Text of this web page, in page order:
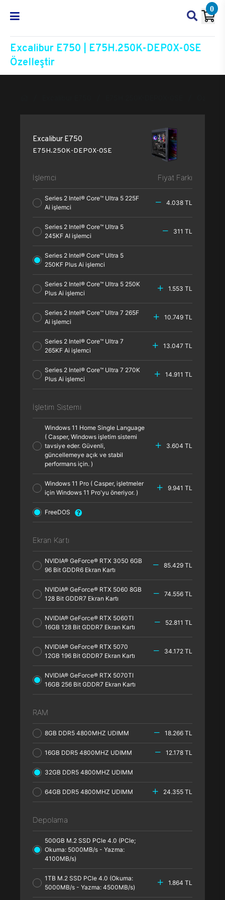
0
Excalibur E750 | E75H.250K-DEP0X-0SE
Özelleştir
Excalibur E750
E75H.250K-DEP0X-0SE
İşlemci Fiyat Farkı
Series 2 Intel® Core™ Ultra 5 225F
Ai işlemci
4.038 TL
Series 2 Intel® Core™ Ultra 5
245KF AI işlemci
311 TL
Series 2 Intel® Core™ Ultra 5
250KF Plus Ai işlemci
Series 2 Intel® Core™ Ultra 5 250K
Plus Ai işlemci
1.553 TL
Series 2 Intel® Core™ Ultra 7 265F
Ai işlemci
10.749 TL
Series 2 Intel® Core™ Ultra 7
265KF Ai işlemci
13.047 TL
Series 2 Intel® Core™ Ultra 7 270K
Plus Ai işlemci
14.911 TL
İşletim Sistemi
Windows 11 Home Single Language
( Casper, Windows işletim sistemi
tavsiye eder. Güvenli,
güncellemeye açık ve stabil
performans için. )
3.604 TL
Windows 11 Pro ( Casper, işletmeler
için Windows 11 Pro'yu öneriyor. )
9.941 TL
FreeDOS
Ekran Kartı
NVIDIA® GeForce® RTX 3050 6GB
96 Bit GDDR6 Ekran Kartı
85.429 TL
NVIDIA® GeForce® RTX 5060 8GB
128 Bit GDDR7 Ekran Kartı
74.556 TL
NVIDIA® GeForce® RTX 5060TI
16GB 128 Bit GDDR7 Ekran Kartı
52.811 TL
NVIDIA® GeForce® RTX 5070
12GB 196 Bit GDDR7 Ekran Kartı
34.172 TL
NVIDIA® GeForce® RTX 5070TI
16GB 256 Bit GDDR7 Ekran Kartı
RAM
8GB DDR5 4800MHZ UDIMM 18.266 TL
16GB DDR5 4800MHZ UDIMM 12.178 TL
32GB DDR5 4800MHZ UDIMM
64GB DDR5 4800MHZ UDIMM 24.355 TL
Depolama
500GB M.2 SSD PCle 4.0 (PCle;
Okuma: 5000MB/s - Yazma:
4100MB/s)
1TB M.2 SSD PCle 4.0 (Okuma:
5000MB/s - Yazma: 4500MB/s)
1.864 TL